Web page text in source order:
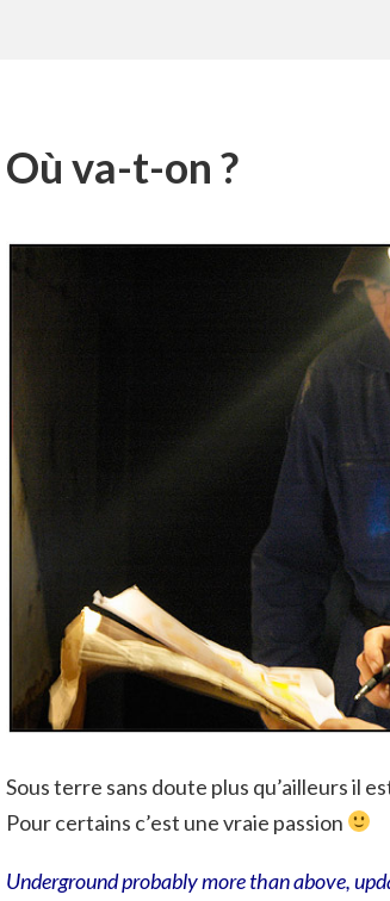
Où va-t-on ?
Sous terre sans doute plus qu’ailleurs il
Pour certains c’est une vraie passion
Underground probably more than above,